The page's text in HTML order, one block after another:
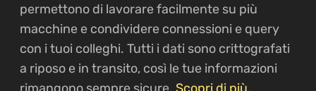
permettono di lavorare facilmente su più
macchine e condividere connessioni e query
con i tuoi colleghi. Tutti i dati sono crittografati
a riposo e in transito, così le tue informazioni